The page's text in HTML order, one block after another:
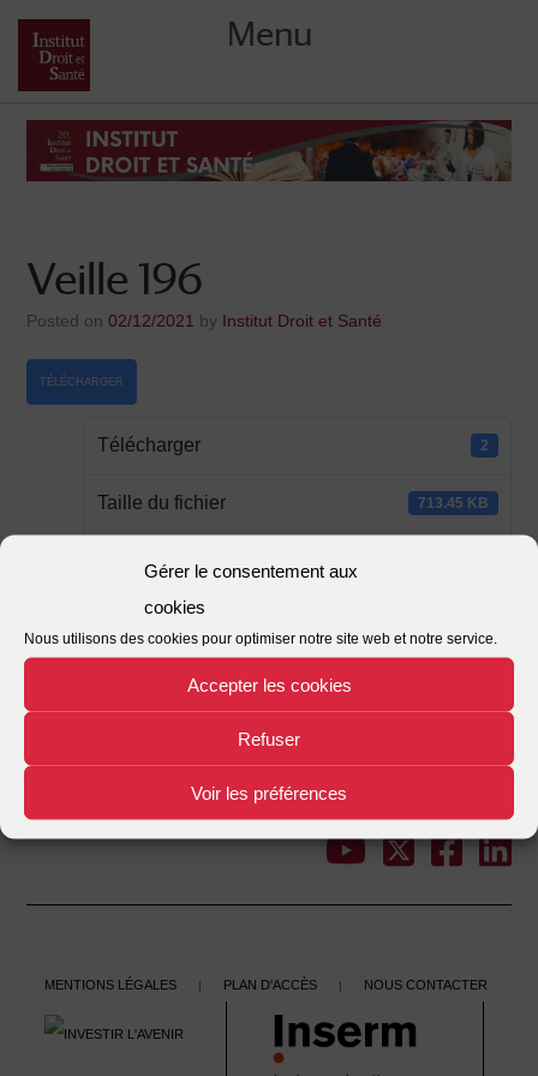
Gérer le consentement aux
cookies
Nous utilisons des cookies pour optimiser notre site web et notre service.
Accepter les cookies
Refuser
Voir les préférences
Menu
content
Veille 196
Posted on02/12/2021 by Institut Droit et Santé
TÉLÉCHARGER
Télécharger 2
Taille du fichier 713.45 KB
Nombre de fichiers
Date de création
Dernière mise à jour
This entry was posted in . Bookmark the.
Post
navigation
← →
Mentions légales | Plan d'accès | Nous contacter